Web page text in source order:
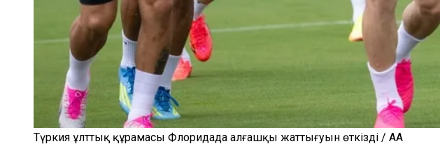
Түркия ұлттық құрамасы Флоридада алғашқы жаттығуын өткізді / AA